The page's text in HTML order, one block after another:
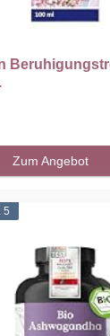
Zum Angebot
5